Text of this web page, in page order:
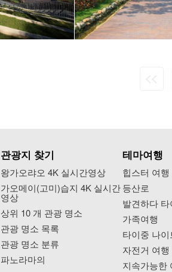
관광지 찾기
왕가오랴오 4K 실시간영상
가오메이(고미)습지 4K 실시간
영상
상위 10 개 관광 명소
관광 명소 목록
관광 명소 분류
파노라마의
테마여행
힙스터 여행
등산로
발견하다 타
가족여행
타이중 나이
자전거 여행
지속가능한